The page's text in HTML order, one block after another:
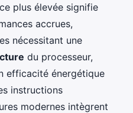
plus élevée signifie
accrues,
nécessitant une
du processeur,
efficacité énergétique
instructions
modernes intègrent